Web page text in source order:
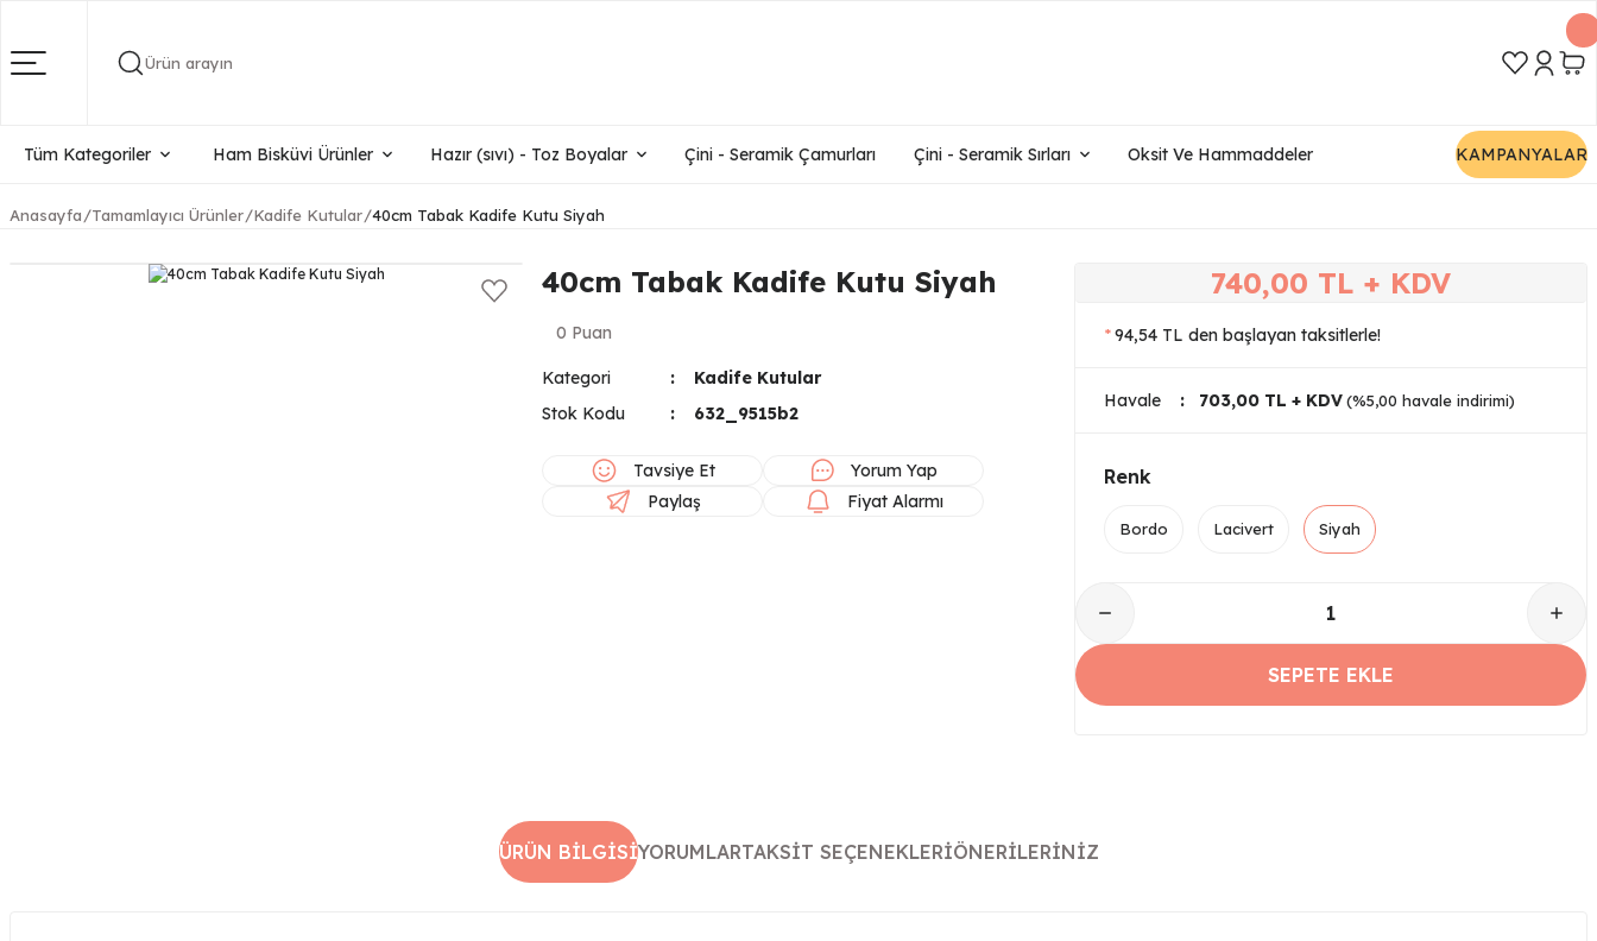
Ürün arayın
Tüm Kategoriler Ham Bisküvi Ürünler Hazır (sıvı) - Toz Boyalar Çini - Seramik Çamurları Çini - Seramik Sırları Oksit Ve Hammaddeler KAMPANYALAR
Anasayfa Tamamlayıcı Ürünler Kadife Kutular 40cm Tabak Kadife Kutu Siyah
40cm Tabak Kadife Kutu Siyah
0 Puan
Kategori
Kadife Kutular
Stok Kodu
632_9515b2
Tavsiye Et
Yorum Yap
Paylaş
Fiyat Alarmı
740,00 TL + KDV
*94,54 TL den başlayan taksitlerle!
Havale 703,00 TL + KDV (%5,00 havale indirimi)
Renk
Bordo Lacivert Siyah
SEPETE EKLE
ÜRÜN BILGISIYORUMLARTAKSIT SEÇENEKLERIÖNERILERINIZ